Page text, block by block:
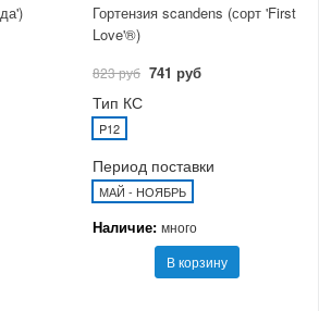
Гортензия scandens (сорт 'First
Love'®)
823 руб 741 руб
Тип КС
P12
Период поставки
МАЙ - НОЯБРЬ
Наличие: много
В корзину